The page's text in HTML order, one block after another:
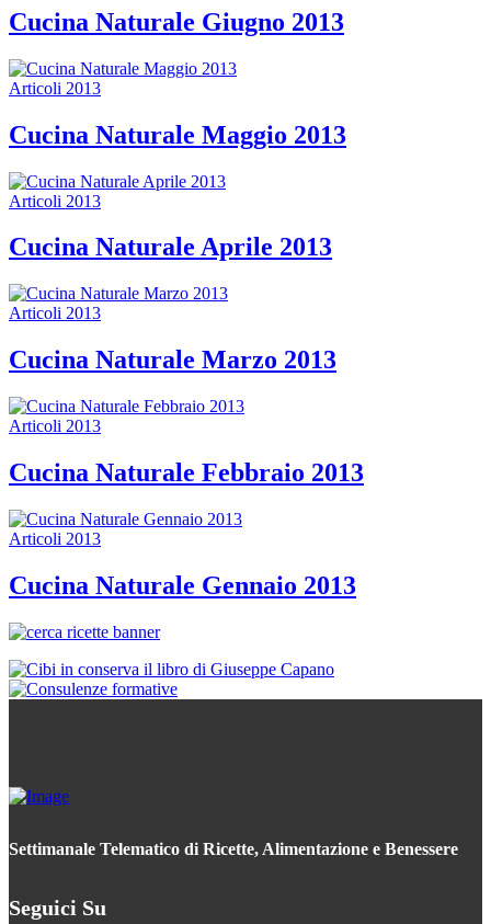
Cucina Naturale Giugno 2013
Articoli 2013
Cucina Naturale Maggio 2013
Articoli 2013
Cucina Naturale Aprile 2013
Articoli 2013
Cucina Naturale Marzo 2013
Articoli 2013
Cucina Naturale Febbraio 2013
Articoli 2013
Cucina Naturale Gennaio 2013
Settimanale Telematico di Ricette, Alimentazione e Benessere
Seguici Su